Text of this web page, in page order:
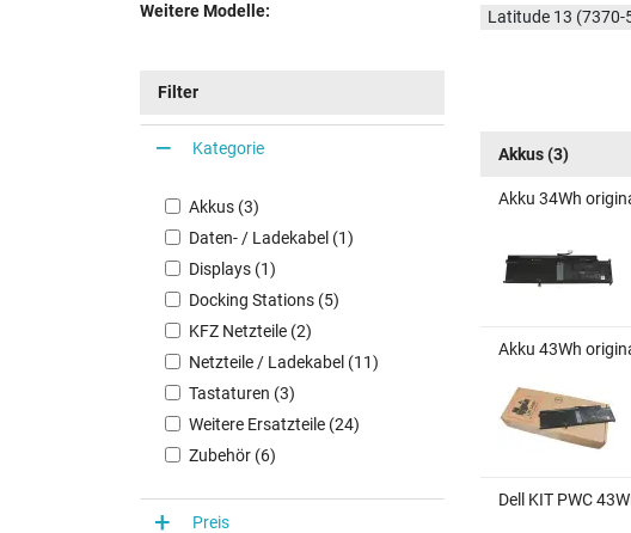
Weitere Modelle: Latitude 13 (7370-
Filter
Kategorie
Akkus (3)
Daten- / Ladekabel (1)
Displays (1)
Docking Stations (5)
KFZ Netzteile (2)
Netzteile / Ladekabel (11)
Tastaturen (3)
Weitere Ersatzteile (24)
Zubehör (6)
Preis
Akkus(3)
Akku 34Wh
Akku 43Wh
Dell KIT PWC